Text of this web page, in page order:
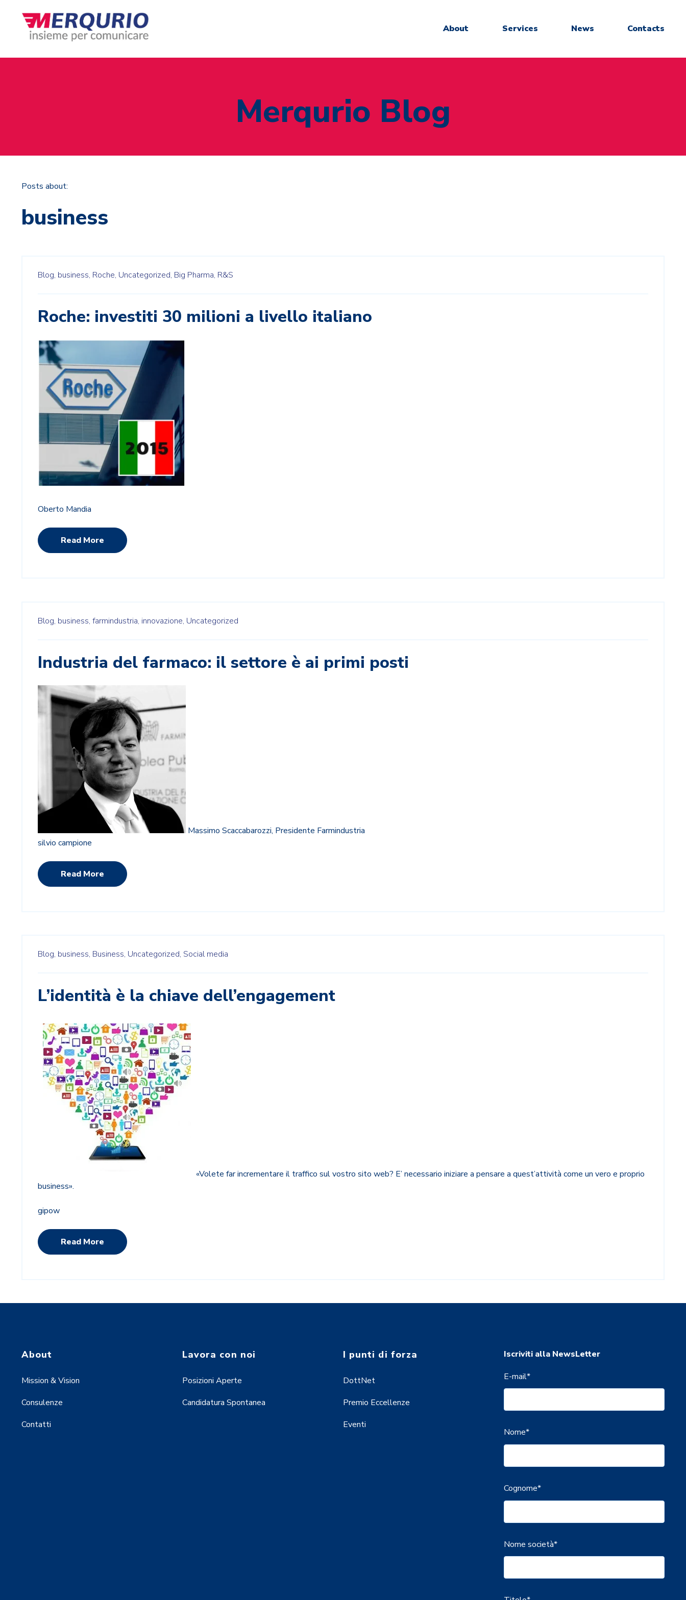
About Services News Contacts
Merqurio Blog
Posts about:
business
Blog, business, Roche, Uncategorized, Big Pharma, R&S
Roche: investiti 30 milioni a livello italiano
Oberto Mandia
Read More
Blog, business, farmindustria, innovazione, Uncategorized
Industria del farmaco: il settore è ai primi posti
Massimo Scaccabarozzi, Presidente Farmindustria
silvio campione
Read More
Blog, business, Business, Uncategorized, Social media
L’identità è la chiave dell’engagement
«Volete far incrementare il traffico sul vostro sito web? E’ necessario iniziare a pensare a quest’attività come un vero e proprio
business».
gipow
Read More
About
Mission & Vision
Consulenze
Contatti
Lavora con noi
Posizioni Aperte
Candidatura Spontanea
I punti di forza
DottNet
Premio Eccellenze
Eventi
Iscriviti alla NewsLetter
E-mail*
Nome*
Cognome*
Nome società*